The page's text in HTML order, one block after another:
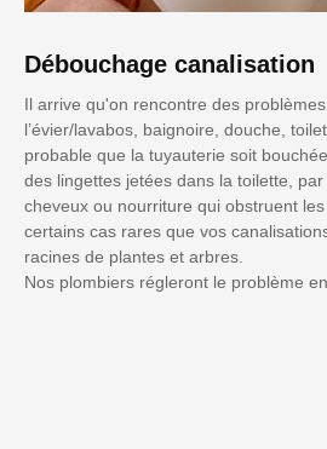
Débouchage canalisation
Il arrive qu'on rencontre des
l’évier/lavabos, baignoire, douche,
probable que la tuyauterie soit
des lingettes jetées dans la toilette,
cheveux ou nourriture qui obstruent
certains cas rares que vos
racines de plantes et arbres.
Nos plombiers régleront le problème